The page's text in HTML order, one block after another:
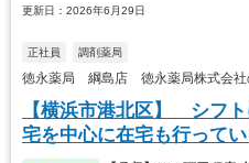
更新日：2026年6月29日
正社員 調剤薬局
徳永薬局 綱島店 徳永薬局株式会社
【横浜市港北区】 シフ
宅を中心に在宅も行ってい